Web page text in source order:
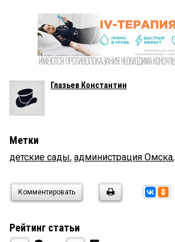
Глазьев Константин
Метки
детские сады, администрация Омска,
Комментировать
Рейтинг статьи